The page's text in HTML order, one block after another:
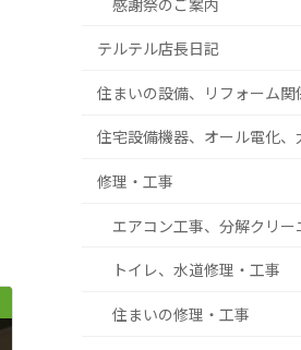
感謝祭のご案内
テルテル店長日記
住まいの設備、リフォーム関
住宅設備機器、オール電化、
修理・工事
エアコン工事、分解クリー
トイレ、水道修理・工事
住まいの修理・工事